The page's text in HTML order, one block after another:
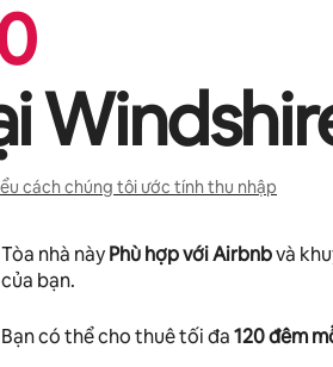
cách chúng tôi ước tính thu nhập
Tòa nhà nàyPhù hợp với Airbnbvà
của bạn.
Bạn có thể cho thuê tối đa120 đêm